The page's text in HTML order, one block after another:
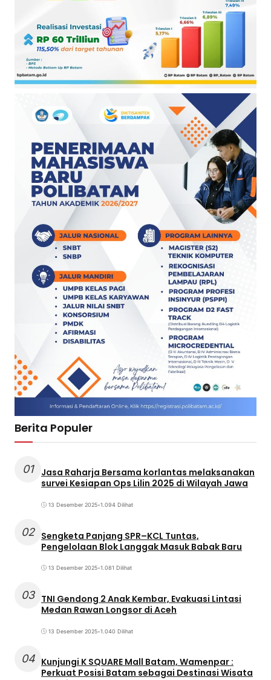
Berita Populer
01
Jasa Raharja Bersama korlantas melaksanakan
survei Kesiapan Ops Lilin 2025 di Wilayah Jawa
13 Desember 2025•1.094 Dilihat
02 Sengketa Panjang SPR–KCL Tuntas,
Pengelolaan Blok Langgak Masuk Babak Baru
13 Desember 2025•1.081 Dilihat
03 TNI Gendong 2 Anak Kembar, Evakuasi Lintasi
Medan Rawan Longsor di Aceh
13 Desember 2025•1.040 Dilihat
04 Kunjungi K SQUARE Mall Batam, Wamenpar :
Perkuat Posisi Batam sebagai Destinasi Wisata